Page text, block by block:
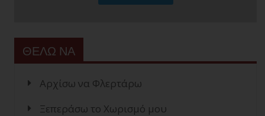
ΘΕΛΩ ΝΑ
Αρχίσω να Φλερτάρω
Ξεπεράσω το Χωρισμό μου